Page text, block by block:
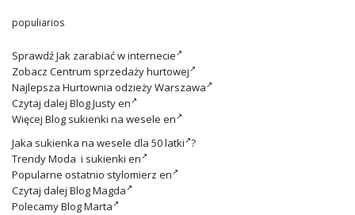
populiarios
SprawdźJak zarabiać w internecie
Zobacz Centrum sprzedaży hurtowej
Najlepsza Hurtownia odzieży Warszawa
Czytaj dalej Blog Justy en
Więcej Blog sukienki na wesele en
Jaka sukienka na wesele dla 50 latki ?
TrendyModa i sukienki en
Popularne ostatnio stylomierz en
Czytaj dalej Blog Magda
PolecamyBlog Marta